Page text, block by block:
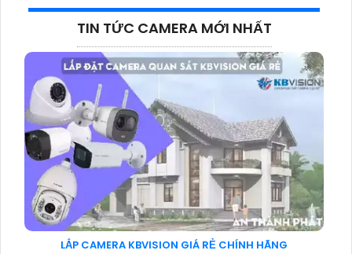
TIN TỨC CAMERA MỚI NHẤT
LẮP CAMERA KBVISION GIÁ RẺ CHÍNH HÃNG